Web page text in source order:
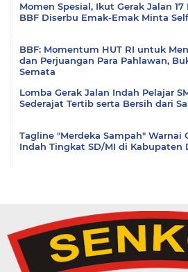
Momen Spesial, Ikut Gerak Jalan
BBF Diserbu Emak-Emak Minta
BBF: Momentum HUT RI untuk
dan Perjuangan Para Pahlawan,
Semata
Lomba Gerak Jalan Indah Pelajar
Sederajat Tertib serta Bersih dari
Tagline "Merdeka Sampah" Warnai
Indah Tingkat SD/MI di Kabupaten